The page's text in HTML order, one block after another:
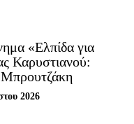
«Ελπίδα για
Καρυστιανού:
Μπρουτζάκη
2026